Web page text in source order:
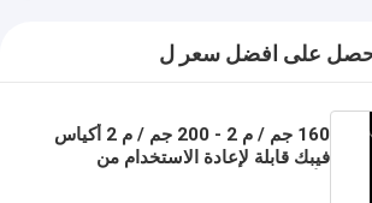
على افضل سعر ل
160 جم ​​/ م 2 - 200 جم / م 2 أكياس
فيبك قابلة لإعادة الاستخدام من